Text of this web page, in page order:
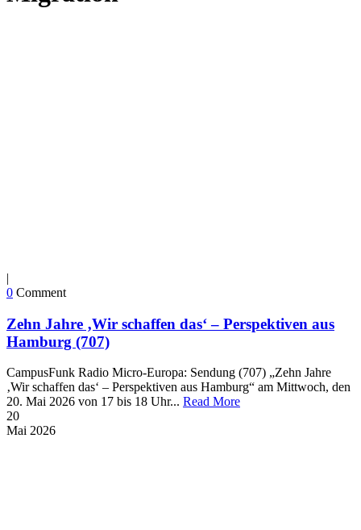
|
0 Comment
Zehn Jahre ‚Wir schaffen das‘ – Perspektiven aus
Hamburg (707)
CampusFunk Radio Micro-Europa: Sendung (707) „Zehn Jahre
‚Wir schaffen das‘ – Perspektiven aus Hamburg“ am Mittwoch, den
20. Mai 2026 von 17 bis 18 Uhr... Read More
20
Mai 2026